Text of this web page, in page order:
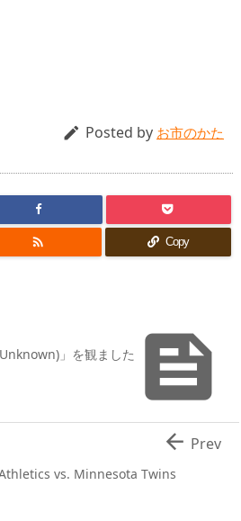
 Posted by お市のかた
 Copy

」を観ました
vs. Minnesota Twins
 Prev